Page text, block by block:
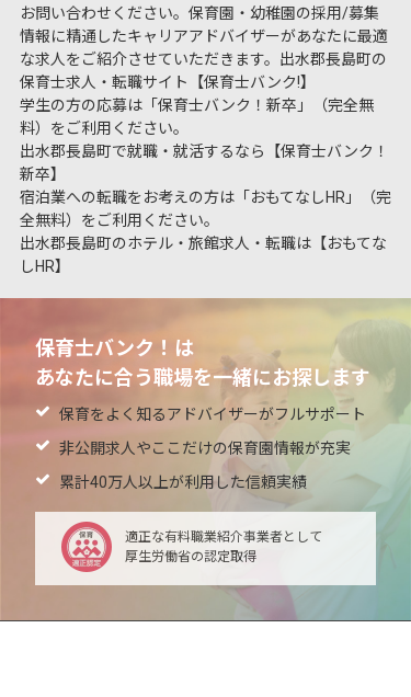
お問い合わせください。保育園・幼稚園の採用/募集
情報に精通したキャリアアドバイザーがあなたに最適
な求人をご紹介させていただきます。出水郡長島町の
保育士求人・転職サイト【保育士バンク!】
学生の方の応募は「保育士バンク！新卒」（完全無
料）をご利用ください。
出水郡長島町で就職・就活するなら【保育士バンク！
新卒】
宿泊業への転職をお考えの方は「おもてなしHR」（完
全無料）をご利用ください。
出水郡長島町のホテル・旅館求人・転職は【おもてな
しHR】
保育士バンク！は
あなたに合う職場を一緒にお探します
保育をよく知るアドバイザーがフルサポート
非公開求人やここだけの保育園情報が充実
累計40万人以上が利用した信頼実績
適正な有料職業紹介事業者として
厚生労働省の認定取得